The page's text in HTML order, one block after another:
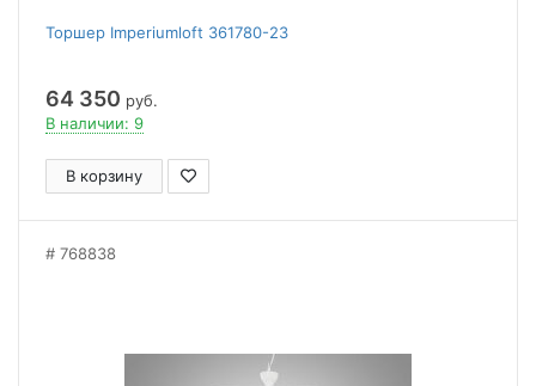
Торшер Imperiumloft 361780-23
64 350 руб.
В наличии: 9
В корзину
768838